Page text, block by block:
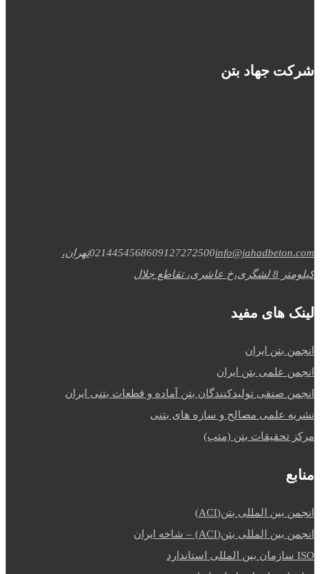
شرکت جهاد بتن
0214454568609127272500info@jahadbeton.com
تهران،
کیلومتر 8 لشگری،خ عاشری، تقاطع جلال
لینک های مفید
انجمن بتن ایران
انجمن علمی بتن ایران
انجمن صنفی تولیدکنندگان بتن آماده و قطعات بتنی ایران
نشریه علمی مصالح و سازه های بتنی
مرکز تحقیقات بتن (متب)
منابع
انجمن بین المللی بتن(ACI)
انجمن بین المللی بتن(ACI) – شاخه ایران
ISO سازمان بین المللی استاندارد